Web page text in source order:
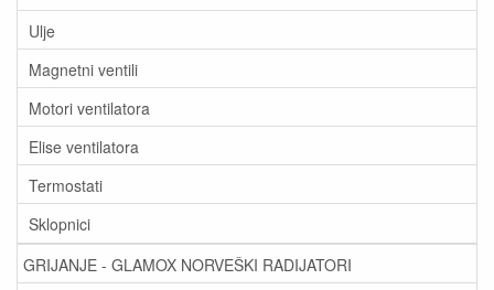
Ulje
Magnetni ventili
Motori ventilatora
Elise ventilatora
Termostati
Sklopnici
GRIJANJE - GLAMOX NORVEŠKI RADIJATORI